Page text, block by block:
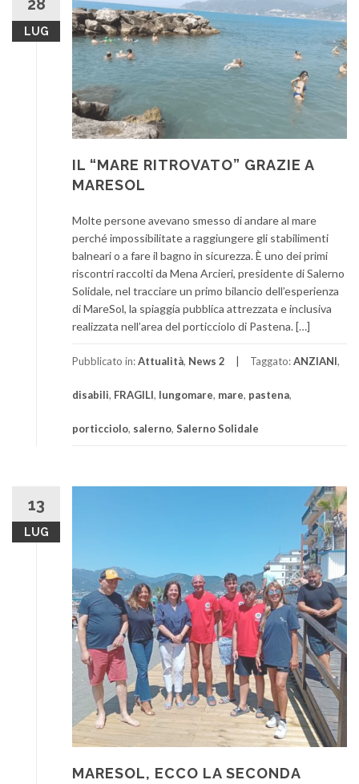
LUG
IL “MARE RITROVATO” GRAZIE A
MARESOL
Molte persone avevano smesso di andare al mare
perché impossibilitate a raggiungere gli stabilimenti
balneari o a fare il bagno in sicurezza. È uno dei primi
riscontri raccolti da Mena Arcieri, presidente di Salerno
Solidale, nel tracciare un primo bilancio dell’esperienza
di MareSol, la spiaggia pubblica attrezzata e inclusiva
realizzata nell’area del porticciolo di Pastena. […]
Pubblicato in:Attualità, News 2 Taggato:ANZIANI,
disabili, FRAGILI, lungomare, mare, pastena,
porticciolo, salerno, Salerno Solidale
13
LUG
MARESOL, ECCO LA SECONDA